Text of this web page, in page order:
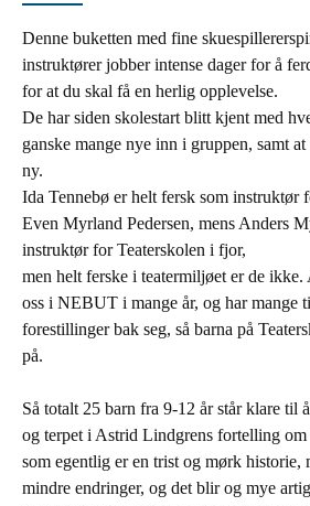
Denne buketten med fine
instruktører jobber intense dager for å
for at du skal få en herlig opplevelse.
De har siden skolestart blitt kjent med
ganske mange nye inn i gruppen, samt
ny.
Ida Tennebø er helt fersk som instruktør
Even Myrland Pedersen, mens Anders
instruktør for Teaterskolen i fjor,
men helt ferske i teatermiljøet er de
oss i NEBUT i mange år, og har mange
forestillinger bak seg, så barna på
på.
Så totalt 25 barn fra 9-12 år står klare til
og terpet i Astrid Lindgrens fortelling
som egentlig er en trist og mørk historie,
mindre endringer, og det blir og mye